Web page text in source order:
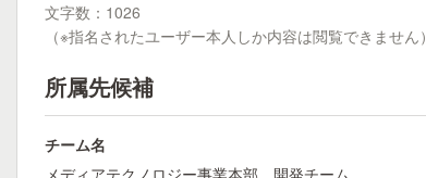
文字数：1026
（※指名されたユーザー本人しか内容は閲覧できません）
所属先候補
チーム名
メディアテクノロジー事業本部 開発チーム